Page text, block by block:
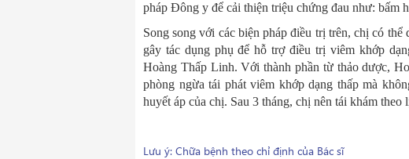
pháp Đông y để cải thiện triệu chứng đau như: bấm
Song song với các biện pháp điều trị trên, chị có
gây tác dụng phụ để hỗ trợ điều trị viêm khớp
Hoàng Thấp Linh. Với thành phần từ thảo dược,
phòng ngừa tái phát viêm khớp dạng thấp mà
huyết áp của chị. Sau 3 tháng, chị nên tái khám
Lưu ý: Chữa bệnh theo chỉ định của Bác sĩ